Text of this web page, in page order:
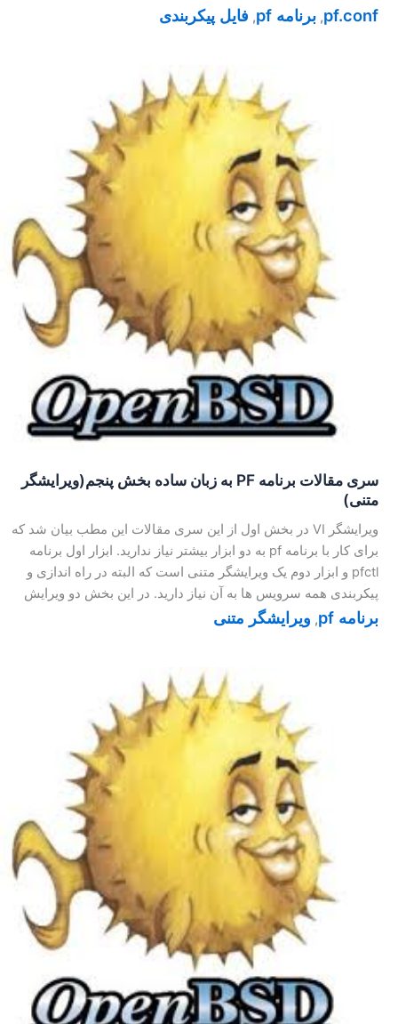
pf.conf
, برنامه pf , فایل پیکربندی
سری مقالات برنامه PF به زبان ساده بخش پنجم(ویرایشگر
متنی)
ویرایشگر VI در بخش اول از این سری مقالات این مطب بیان شد که
برای کار با برنامه pf به دو ابزار بیشتر نیاز ندارید. ابزار اول برنامه
pfctl و ابزار دوم یک ویرایشگر متنی است که البته در راه اندازی و
پیکربندی همه سرویس ها به آن نیاز دارید. در این بخش دو ویرایش
برنامه pf , ویرایشگر متنی